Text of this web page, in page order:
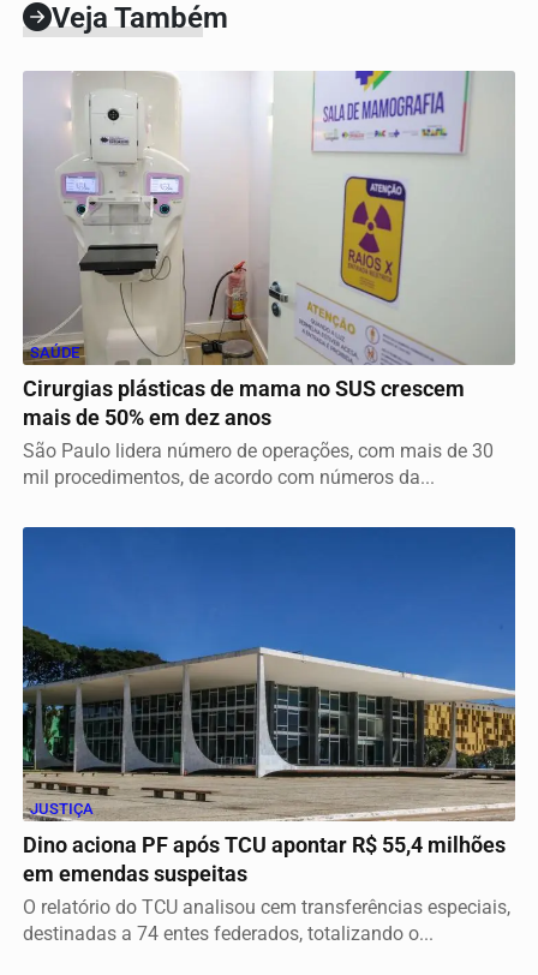
Veja Também
SAÚDE
Cirurgias plásticas de mama no SUS crescem
mais de 50% em dez anos
São Paulo lidera número de operações, com mais de 30
mil procedimentos, de acordo com números da...
JUSTIÇA
Dino aciona PF após TCU apontar R$ 55,4 milhões
em emendas suspeitas
O relatório do TCU analisou cem transferências especiais,
destinadas a 74 entes federados, totalizando o...